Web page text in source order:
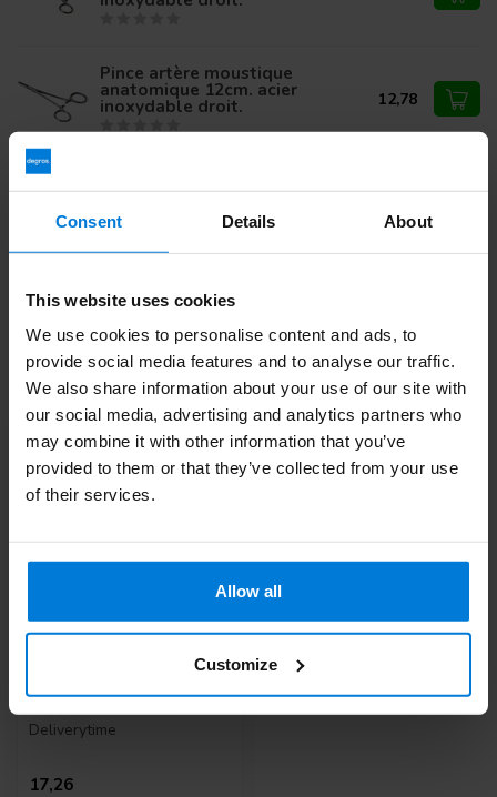
Consent Details About
This website uses cookies
We use cookies to personalise content and ads, to
provide social media features and to analyse our traffic.
We also share information about your use of our site with
our social media, advertising and analytics partners who
may combine it with other information that you’ve
provided to them or that they’ve collected from your use
of their services.
Allow all
Customize
Pince artère moustique
anatomique 12cm. acier
inoxydable droit. 12,78
Vous avez des questions sur ce produit ?
Contactez notreService clientou appelez+ 31 (0)30 203
Vu(s) récemment
18cm. acier inoxydable
Deliverytime
17,26